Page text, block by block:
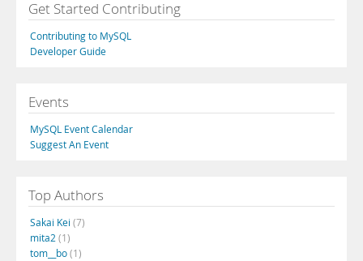
Get Started Contributing
Contributing to MySQL
Developer Guide
Events
MySQL Event Calendar
Suggest An Event
Top Authors
Sakai Kei (7)
mita2 (1)
tom__bo(1)